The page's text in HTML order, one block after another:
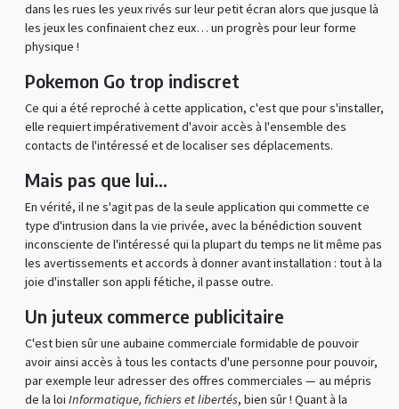
dans les rues les yeux rivés sur leur petit écran alors que jusque là
les jeux les confinaient chez eux… un progrès pour leur forme
physique !
Pokemon Go trop indiscret
Ce qui a été reproché à cette application, c'est que pour s'installer,
elle requiert impérativement d'avoir accès à l'ensemble des
contacts de l'intéressé et de localiser ses déplacements.
Mais pas que lui...
En vérité, il ne s'agit pas de la seule application qui commette ce
type d'intrusion dans la vie privée, avec la bénédiction souvent
inconsciente de l'intéressé qui la plupart du temps ne lit même pas
les avertissements et accords à donner avant installation : tout à la
joie d'installer son appli fétiche, il passe outre.
Un juteux commerce publicitaire
C'est bien sûr une aubaine commerciale formidable de pouvoir
avoir ainsi accès à tous les contacts d'une personne pour pouvoir,
par exemple leur adresser des offres commerciales — au mépris
de la loi Informatique, fichiers et libertés, bien sûr ! Quant à la